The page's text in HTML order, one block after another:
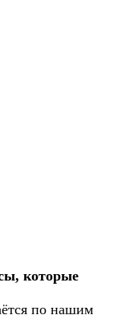
которые
по нашим